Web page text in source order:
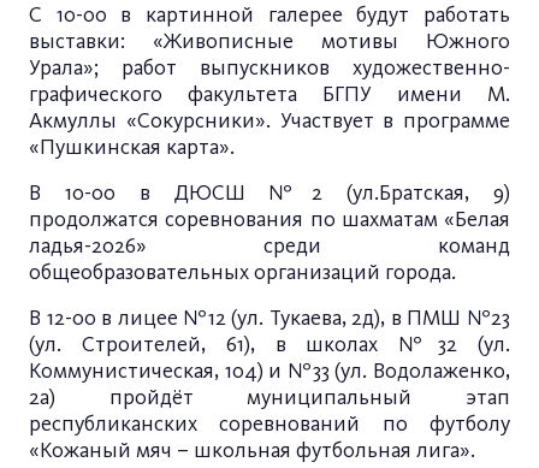
С 10-00 в картинной галерее будут работать
выставки: «Живописные мотивы Южного
Урала»; работ выпускников художественно-
графического факультета БГПУ имени М.
Акмуллы «Сокурсники». Участвует в программе
«Пушкинская карта».
В 10-00 в ДЮСШ №2 (ул.Братская, 9)
продолжатся соревнования по шахматам «Белая
ладья-2026» среди команд
общеобразовательных организаций города.
В 12-00 в лицее №12 (ул. Тукаева, 2д), в ПМШ №23
(ул. Строителей, 61), в школах №32 (ул.
Коммунистическая, 104) и №33 (ул. Водолаженко,
2а) пройдёт муниципальный этап
республиканских соревнований по футболу
«Кожаный мяч – школьная футбольная лига».